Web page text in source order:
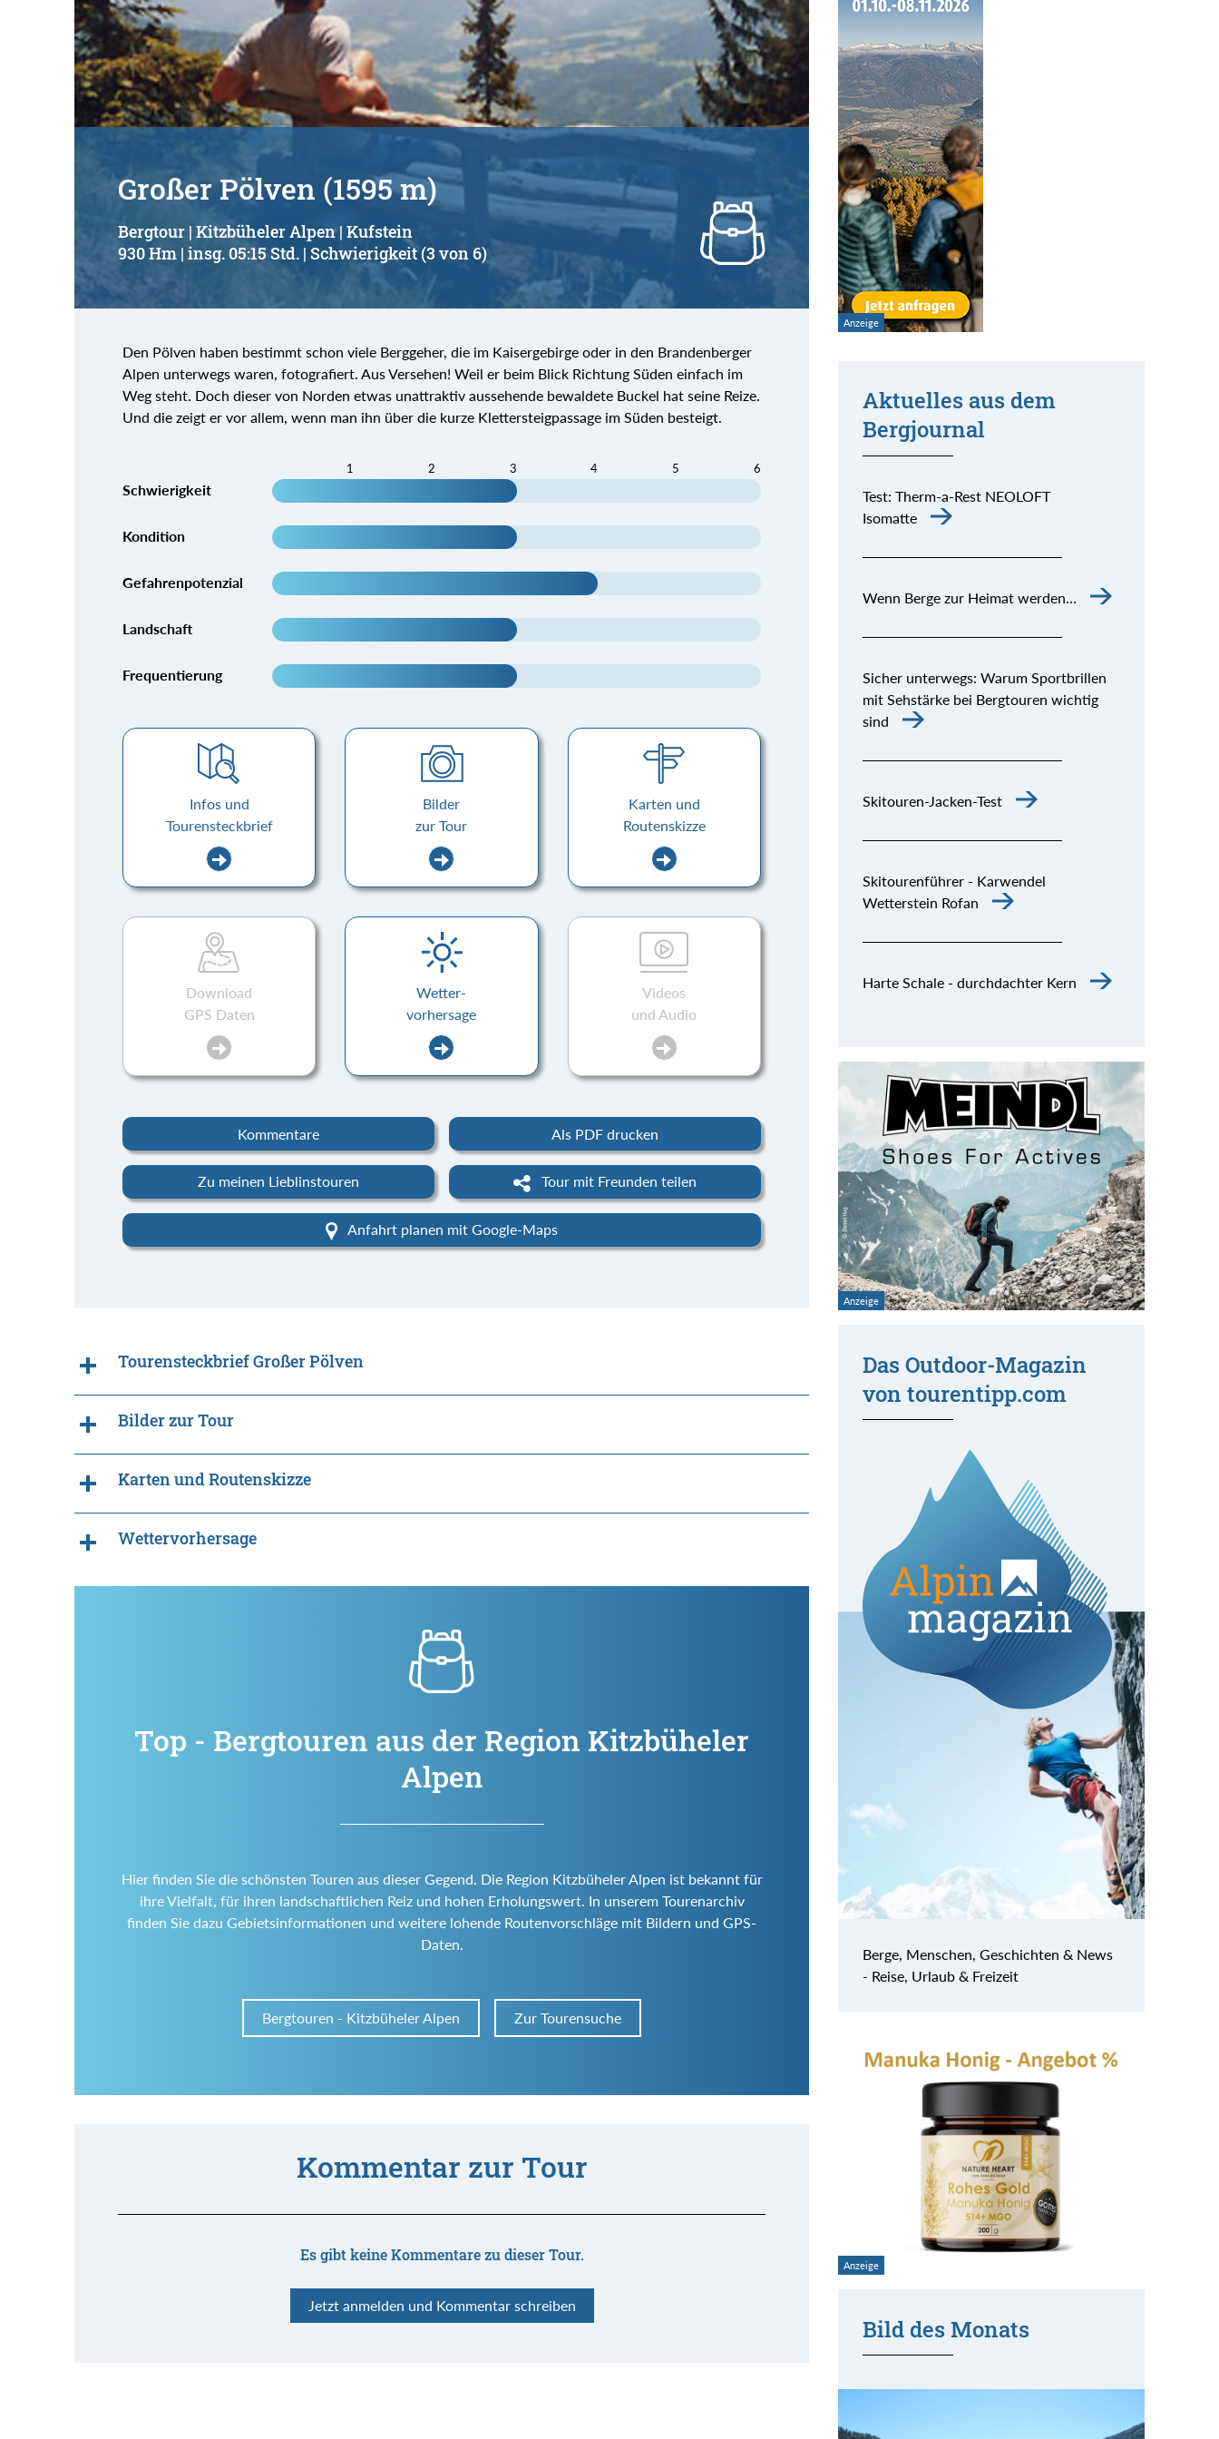
Großer Pölven (1595 m)
Bergtour | Kitzbüheler Alpen | Kufstein
930 Hm | insg. 05:15 Std. | Schwierigkeit (3 von 6)
Den Pölven haben bestimmt schon viele Berggeher, die im Kaisergebirge oder in den Brandenberger
Alpen unterwegs waren, fotografiert. Aus Versehen! Weil er beim Blick Richtung Süden einfach im
Weg steht. Doch dieser von Norden etwas unattraktiv aussehende bewaldete Buckel hat seine Reize.
Und die zeigt er vor allem, wenn man ihn über die kurze Klettersteigpassage im Süden besteigt.
1 2 3 4 5 6
Schwierigkeit
Kondition
Gefahrenpotenzial
Landschaft
Frequentierung
Infos und
Tourensteckbrief
Bilder
zur Tour
Karten und
Routenskizze
Download
GPS Daten
Wetter-
vorhersage
Videos
und Audio
Kommentare Als PDF drucken
Zu meinen Lieblinstouren Tour mit Freunden teilen
Anfahrt planen mit Google-Maps
Tourensteckbrief Großer Pölven
Bilder zur Tour
Karten und Routenskizze
Wettervorhersage
Top - Bergtouren aus der Region Kitzbüheler
Alpen
Hier finden Sie die schönsten Touren aus dieser Gegend. Die Region Kitzbüheler Alpen ist bekannt für
ihre Vielfalt, für ihren landschaftlichen Reiz und hohen Erholungswert. In unserem Tourenarchiv
finden Sie dazu Gebietsinformationen und weitere lohende Routenvorschläge mit Bildern und GPS-
Daten.
Bergtouren - Kitzbüheler Alpen Zur Tourensuche
Kommentar zur Tour
Es gibt keine Kommentare zu dieser Tour.
Jetzt anmelden und Kommentar schreiben
Aktuelles aus dem
Bergjournal
Test: Therm-a-Rest NEOLOFT
Isomatte
Wenn Berge zur Heimat werden…
Sicher unterwegs: Warum Sportbrillen
mit Sehstärke bei Bergtouren wichtig
sind
Skitouren-Jacken-Test
Skitourenführer - Karwendel
Wetterstein Rofan
Harte Schale - durchdachter Kern
Das Outdoor-Magazin
von tourentipp.com
Berge, Menschen, Geschichten & News
- Reise, Urlaub & Freizeit
Bild des Monats